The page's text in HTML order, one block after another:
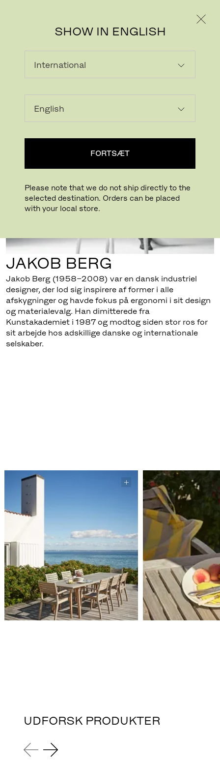
SHOW IN ENGLISH
FORTSÆT
Please note that we do not ship directly to the
selected destination. Orders can be placed
with your local store.
JAKOB BERG
Jakob Berg (1958–2008) var en dansk industriel
designer, der lod sig inspirere af former i alle
afskygninger og havde fokus på ergonomi i sit design
og materialevalg. Han dimitterede fra
Kunstakademiet i 1987 og modtog siden stor ros for
sit arbejde hos adskillige danske og internationale
selskaber.
UDFORSK PRODUKTER